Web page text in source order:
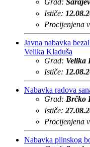
Grad:
Ističe:
Procijenjena
Javna nabavka
Velika Kladuša
Grad: Velika
Ističe:
Nabavka radova
Grad: Brčko
Ističe:
Procijenjena
Nabavka plinskog